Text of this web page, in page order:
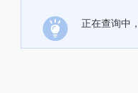
正在查询中